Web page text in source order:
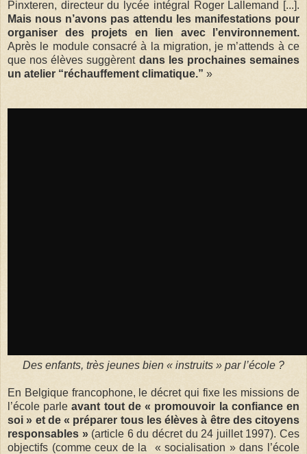
Pinxteren, directeur du lycée intégral Roger Lallemand [...].
Mais nous n’avons pas attendu les manifestations pour
organiser des projets en lien avec l’environnement.
Après le module consacré à la migration, je m’attends à ce
que nos élèves suggèrentdans les prochaines semaines
un atelier “réchauffement climatique.” »
Des enfants, très jeunes bien « instruits » par l’école ?
En Belgique francophone, le décret qui fixe les missions de
l’école parleavant tout de « promouvoir la confiance en
soi » et de « préparer tous les élèves à être des citoyens
responsables »(article 6 du décret du 24 juillet 1997). Ces
objectifs (comme ceux de la « socialisation » dans l’école